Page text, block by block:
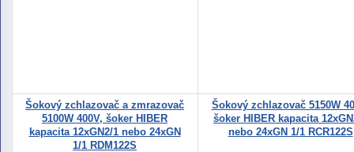
Šokový zchlazovač a zmrazovač
5100W 400V, šoker HIBER
kapacita 12xGN2/1 nebo 24xGN
1/1 RDM122S
Šokový zchlazovač 5150W
šoker HIBER kapacita
nebo 24xGN 1/1 RCR122S